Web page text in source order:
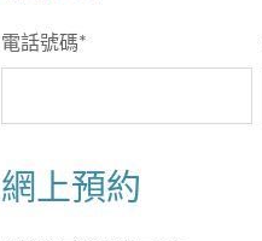
電話號碼*
網上預約